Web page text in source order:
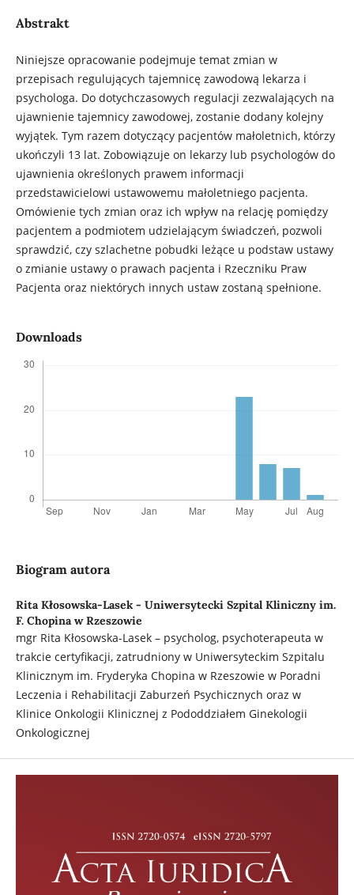
Abstrakt
Niniejsze opracowanie podejmuje temat zmian w
przepisach regulujących tajemnicę zawodową lekarza i
psychologa. Do dotychczasowych regulacji zezwalających na
ujawnienie tajemnicy zawodowej, zostanie dodany kolejny
wyjątek. Tym razem dotyczący pacjentów małoletnich, którzy
ukończyli 13 lat. Zobowiązuje on lekarzy lub psychologów do
ujawnienia określonych prawem informacji
przedstawicielowi ustawowemu małoletniego pacjenta.
Omówienie tych zmian oraz ich wpływ na relację pomiędzy
pacjentem a podmiotem udzielającym świadczeń, pozwoli
sprawdzić, czy szlachetne pobudki leżące u podstaw ustawy
o zmianie ustawy o prawach pacjenta i Rzeczniku Praw
Pacjenta oraz niektórych innych ustaw zostaną spełnione.
Downloads
Biogram autora
Rita Kłosowska-Lasek - Uniwersytecki Szpital Kliniczny im.
F. Chopina w Rzeszowie
mgr Rita Kłosowska-Lasek – psycholog, psychoterapeuta w
trakcie certyfikacji, zatrudniony w Uniwersyteckim Szpitalu
Klinicznym im. Fryderyka Chopina w Rzeszowie w Poradni
Leczenia i Rehabilitacji Zaburzeń Psychicznych oraz w
Klinice Onkologii Klinicznej z Pododdziałem Ginekologii
Onkologicznej